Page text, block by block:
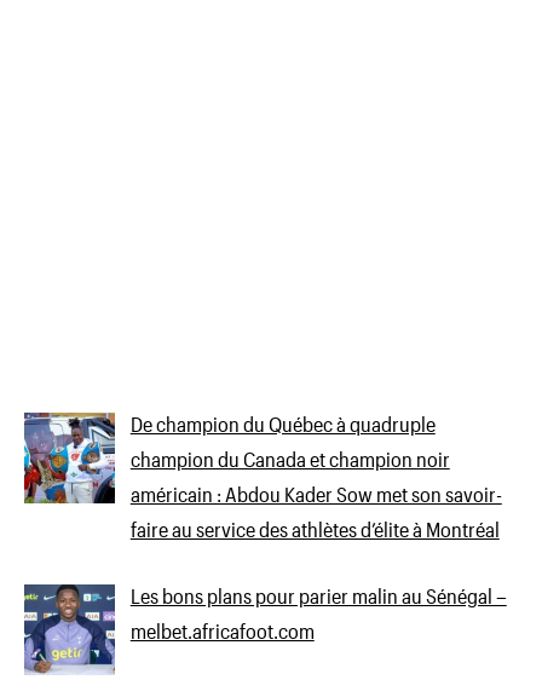
De champion du Québec à quadruple
champion du Canada et champion noir
américain : Abdou Kader Sow met son savoir-
faire au service des athlètes d’élite à Montréal
Les bons plans pour parier malin au Sénégal –
melbet.africafoot.com